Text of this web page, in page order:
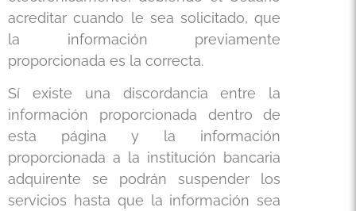
acreditar cuando le sea solicitado, que
la información previamente
proporcionada es la correcta.
Sí existe una discordancia entre la
información proporcionada dentro de
esta página y la información
proporcionada a la institución bancaria
adquirente se podrán suspender los
servicios hasta que la información sea